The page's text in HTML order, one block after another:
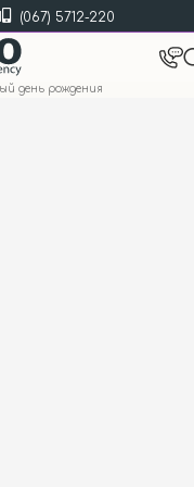
(067) 5712-220
день рождения